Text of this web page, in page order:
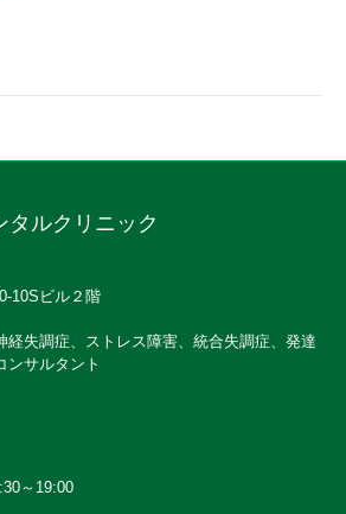
タルクリニック
10Sビル２階
経失調症、ストレス障害、統合失調症、発達
ンサルタント
～19:00